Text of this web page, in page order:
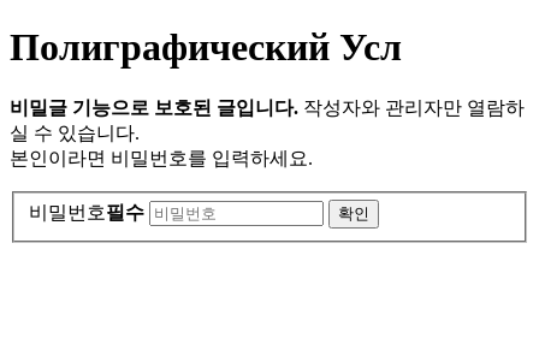
Полиграфический Усл
비밀글 기능으로 보호된 글입니다. 작성자와 관리자만 열람하
실 수 있습니다.
본인이라면 비밀번호를 입력하세요.
비밀번호필수